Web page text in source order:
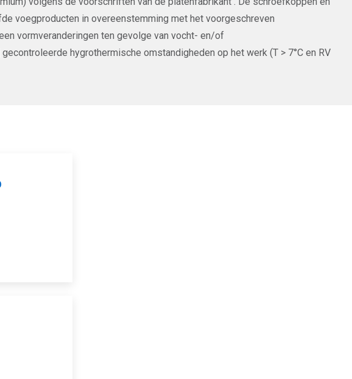
voegproducten in overeenstemming met het voorgeschreven
vormveranderingen ten gevolge van vocht- en/of
hygrothermische omstandigheden op het werk (T > 7°C en RV